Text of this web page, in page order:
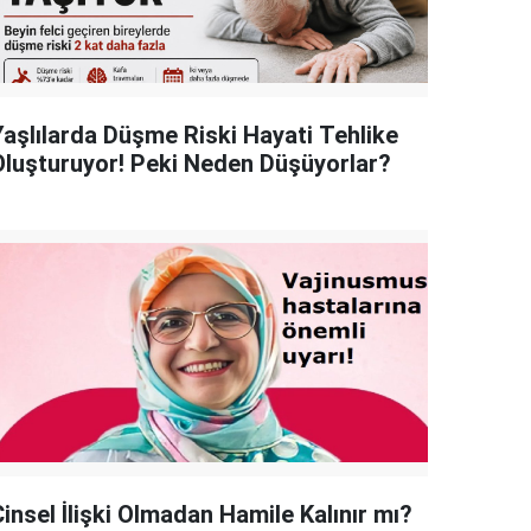
Düşme Riski Hayati Tehlike
Peki Neden Düşüyorlar?
İlişki Olmadan Hamile Kalınır mı?